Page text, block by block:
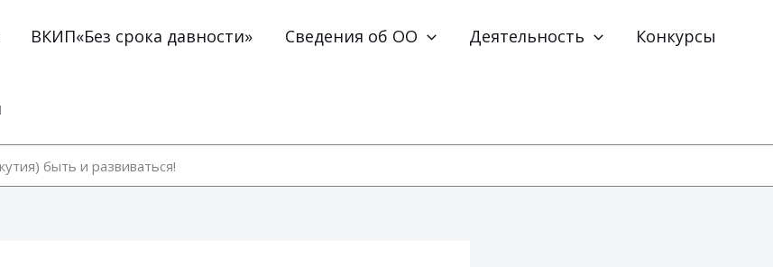
ВКИП«Без срока давности» Сведения об ОО Деятельность Конкурсы
быть и развиваться!